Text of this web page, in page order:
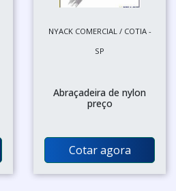
NYACK COMERCIAL / COTIA -
SP
Abraçadeira de nylon
preço
Cotar agora